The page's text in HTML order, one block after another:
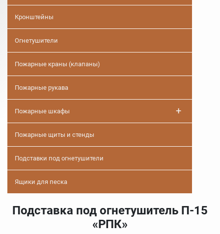
Кронштейны
Огнетушители
Пожарные краны (клапаны)
Пожарные рукава
Пожарные шкафы +
Пожарные щиты и стенды
Подставки под огнетушители
Ящики для песка
Подставка под огнетушитель П-15
«РПК»